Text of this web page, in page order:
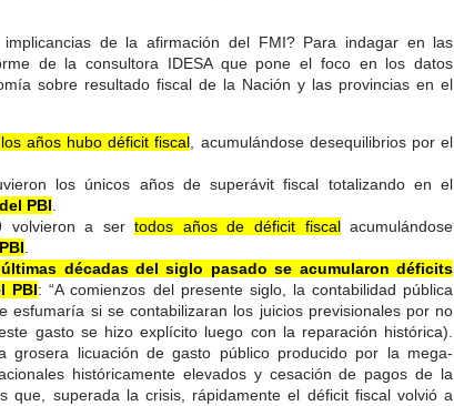
de la afirmación del FMI? Para indagar en las
de la consultora IDESA que pone el foco en los datos
sobre resultado fiscal de la Nación y las provincias en el
años hubo déficit fiscal , acumulándose desequilibrios por el
los únicos años de superávit fiscal totalizando en el
PBI
volvieron a sertodos años de déficit fiscalacumulándose
décadas del siglo pasado se acumularon déficits
PBI: “A comienzos del presente siglo, la contabilidad pública
esfumaría si se contabilizaran los juicios previsionales por no
gasto se hizo explícito luego con la reparación histórica).
licuación de gasto público producido por la mega-
históricamente elevados y cesación de pagos de la
que, superada la crisis, rápidamente el déficit fiscal volvió a